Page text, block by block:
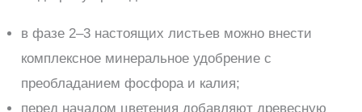
в фазе 2–3 настоящих листьев можно внести
комплексное минеральное удобрение с
преобладанием фосфора и калия;
перед началом цветения добавляют древесную